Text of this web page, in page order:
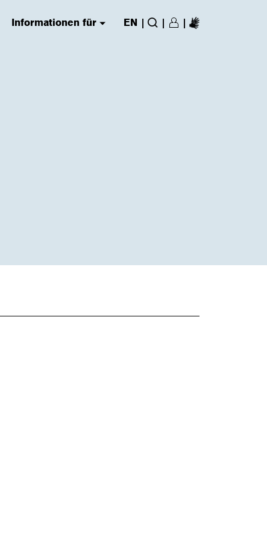
Informationen für
(has submenu) EN | Suche
| Login/Register
|